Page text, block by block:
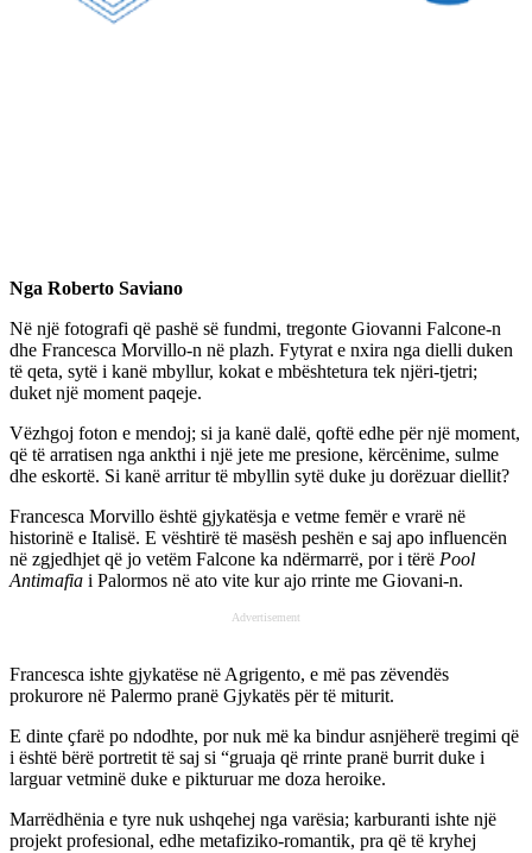
Nga Roberto Saviano
Në një fotografi që pashë së fundmi, tregonte Giovanni Falcone-n
dhe Francesca Morvillo-n në plazh. Fytyrat e nxira nga dielli duken
të qeta, sytë i kanë mbyllur, kokat e mbështetura tek njëri-tjetri;
duket një moment paqeje.
Vëzhgoj foton e mendoj; si ja kanë dalë, qoftë edhe për një moment,
që të arratisen nga ankthi i një jete me presione, kërcënime, sulme
dhe eskortë. Si kanë arritur të mbyllin sytë duke ju dorëzuar diellit?
Francesca Morvillo është gjykatësja e vetme femër e vrarë në
historinë e Italisë. E vështirë të masësh peshën e saj apo influencën
në zgjedhjet që jo vetëm Falcone ka ndërmarrë, por i tërë Pool
Antimafia i Palormos në ato vite kur ajo rrinte me Giovani-n.
Advertisement
Francesca ishte gjykatëse në Agrigento, e më pas zëvendës
prokurore në Palermo pranë Gjykatës për të miturit.
E dinte ҫfarë po ndodhte, por nuk më ka bindur asnjëherë tregimi që
i është bërë portretit të saj si “gruaja që rrinte pranë burrit duke i
larguar vetminë duke e pikturuar me doza heroike.
Marrëdhënia e tyre nuk ushqehej nga varësia; karburanti ishte një
projekt profesional, edhe metafiziko-romantik, pra që të kryhej